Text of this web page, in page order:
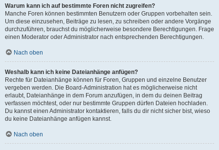
Warum kann ich auf bestimmte Foren nicht zugreifen?
Manche Foren können bestimmten Benutzern oder Gruppen vorbehalten sein.
Um diese einzusehen, Beiträge zu lesen, zu schreiben oder andere Vorgänge
durchzuführen, brauchst du möglicherweise besondere Berechtigungen. Frage
einen Moderator oder Administrator nach entsprechenden Berechtigungen.
Nach oben
Weshalb kann ich keine Dateianhänge anfügen?
Rechte für Dateianhänge können für Foren, Gruppen und einzelne Benutzer
vergeben werden. Die Board-Administration hat es möglicherweise nicht
erlaubt, Dateianhänge in dem Forum anzufügen, in dem du deinen Beitrag
verfassen möchtest, oder nur bestimmte Gruppen dürfen Dateien hochladen.
Du kannst einen Administrator kontaktieren, falls du dir nicht sicher bist, wieso
du keine Dateianhänge anfügen kannst.
Nach oben